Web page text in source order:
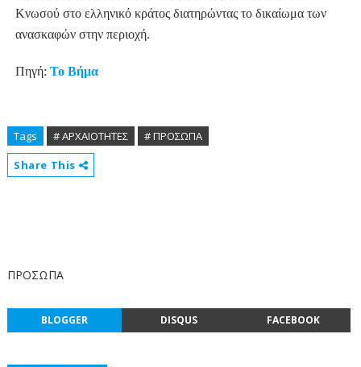
Κνωσού στο ελληνικό κράτος διατηρώντας το δικαίωμα των
ανασκαφών στην περιοχή.
Πηγή: Το Βήμα
Tags # ΑΡΧΑΙΟΤΗΤΕΣ
# ΠΡΟΣΩΠΑ
Share This
ΠΡΟΣΩΠΑ
BLOGGER DISQUS FACEBOOK